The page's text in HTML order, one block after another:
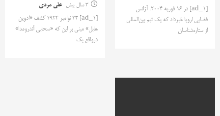
[ad_1] در 16 فوریه 2004، آژانس
فضایی اروپا خبرداد که یک تیم بین‌المللی
از ستاره‌شناسان
3 سال پیش
علی مردی
[ad_1] 23 نوامبر 1924 کشف «ادوین
هابل» مبنی‌ بر این که «سحابی آندرومدا»
درواقع یک